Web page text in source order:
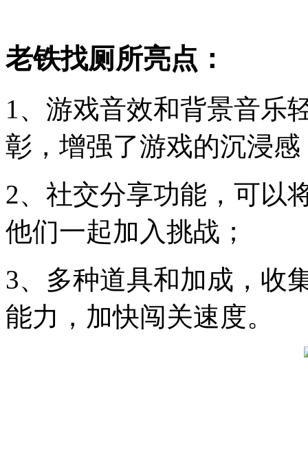
老铁找厕所亮点：
1、游戏音效和背景音乐
彰，增强了游戏的沉浸感
2、社交分享功能，可以
他们一起加入挑战；
3、多种道具和加成，收
能力，加快闯关速度。